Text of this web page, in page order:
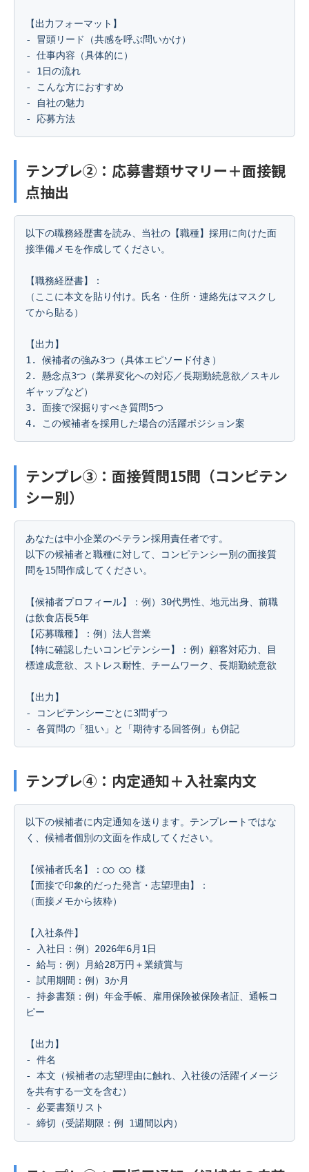
【出力フォーマット】
- 冒頭リード（共感を呼ぶ問いかけ）
- 仕事内容（具体的に）
- 1日の流れ
- こんな方におすすめ
- 自社の魅力
- 応募方法
テンプレ②：応募書類サマリー＋面接観
点抽出
以下の職務経歴書を読み、当社の【職種】採用に向けた面
接準備メモを作成してください。
【職務経歴書】：
（ここに本文を貼り付け。氏名・住所・連絡先はマスクし
てから貼る）
【出力】
1. 候補者の強み3つ（具体エピソード付き）
2. 懸念点3つ（業界変化への対応／長期勤続意欲／スキル
ギャップなど）
3. 面接で深掘りすべき質問5つ
4. この候補者を採用した場合の活躍ポジション案
テンプレ③：面接質問15問（コンピテン
シー別）
あなたは中小企業のベテラン採用責任者です。
以下の候補者と職種に対して、コンピテンシー別の面接質
問を15問作成してください。
【候補者プロフィール】：例）30代男性、地元出身、前職
は飲食店長5年
【応募職種】：例）法人営業
【特に確認したいコンピテンシー】：例）顧客対応力、目
標達成意欲、ストレス耐性、チームワーク、長期勤続意欲
【出力】
- コンピテンシーごとに3問ずつ
- 各質問の「狙い」と「期待する回答例」も併記
テンプレ④：内定通知＋入社案内文
以下の候補者に内定通知を送ります。テンプレートではな
く、候補者個別の文面を作成してください。
【候補者氏名】：◯◯ ◯◯ 様
【面接で印象的だった発言・志望理由】：
（面接メモから抜粋）
【入社条件】
- 入社日：例）2026年6月1日
- 給与：例）月給28万円＋業績賞与
- 試用期間：例）3か月
- 持参書類：例）年金手帳、雇用保険被保険者証、通帳コ
ピー
【出力】
- 件名
- 本文（候補者の志望理由に触れ、入社後の活躍イメージ
を共有する一文を含む）
- 必要書類リスト
- 締切（受諾期限：例 1週間以内）